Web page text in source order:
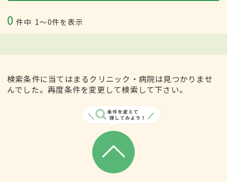
0 件中 1〜0件を表示
検索条件に当てはまるクリニック・病院は見つかりませ
んでした。再度条件を変更して検索して下さい。